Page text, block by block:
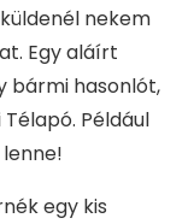
nekem
Egy aláírt
bármi hasonlót,
Például
egy kis